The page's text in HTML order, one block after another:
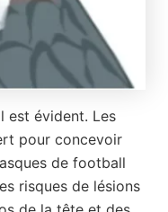
est évident. Les
pour concevoir
de football
risques de lésions